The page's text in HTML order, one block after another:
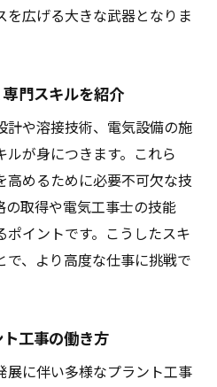
広げる大きな武器となりま
門スキルを紹介
計や溶接技術、電気設備の施
が身につきます。これら
高めるために必要不可欠な技
取得や電気工事士の技能
イントです。こうしたスキ
、より高度な仕事に挑戦で
工事の働き方
展に伴い多様なプラント工事